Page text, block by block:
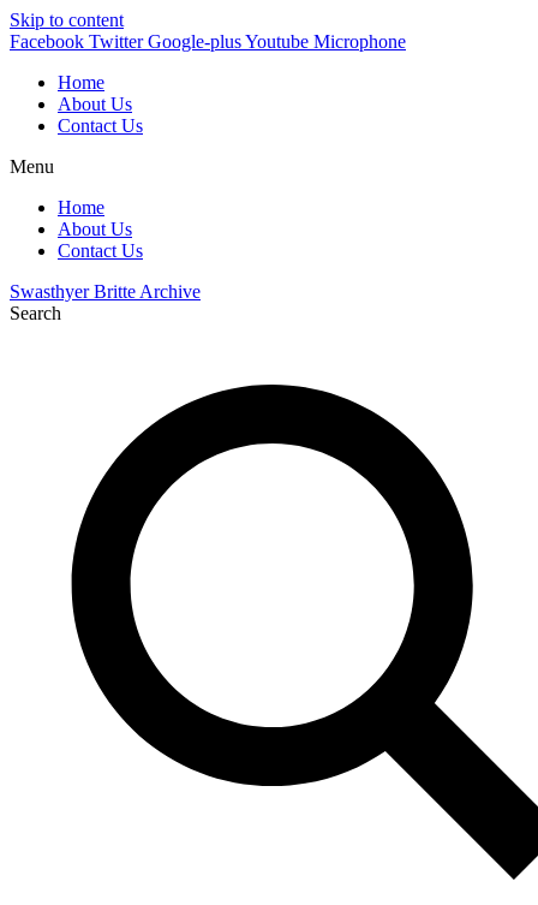
Skip to content
Facebook Twitter Google-plusYoutube Microphone
Home
About Us
Contact Us
Menu
Home
About Us
Contact Us
Swasthyer Britte Archive
Search